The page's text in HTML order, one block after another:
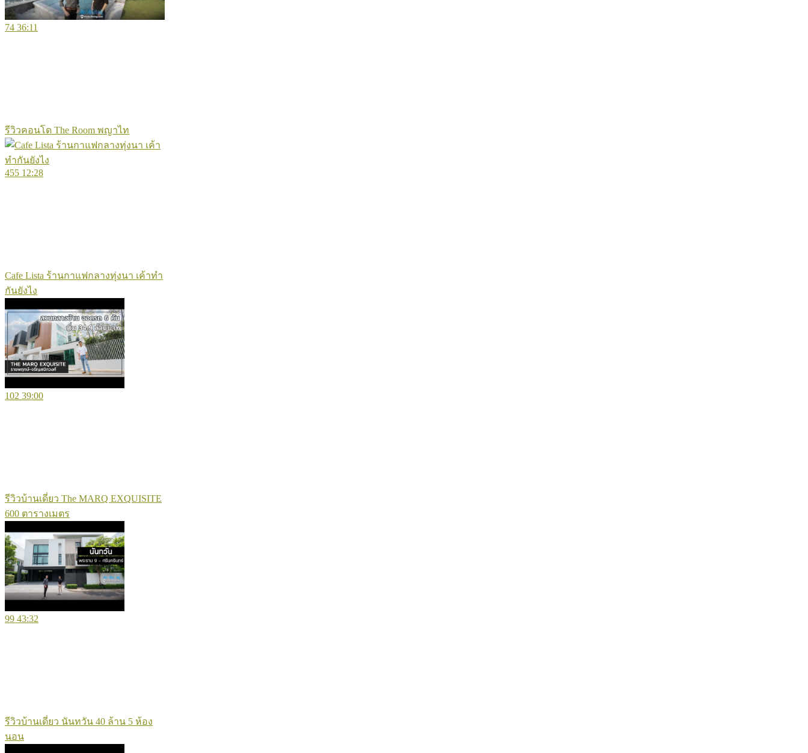
74 36:11
รีวิวคอนโด The Room พญาไท
455 12:28
Cafe Lista ร้านกาแฟกลางทุ่งนา เค้าทำ
กันยังไง
102 39:00
รีวิวบ้านเดี่ยว The MARQ EXQUISITE
600 ตารางเมตร
99 43:32
รีวิวบ้านเดี่ยว นันทวัน 40 ล้าน 5 ห้อง
นอน